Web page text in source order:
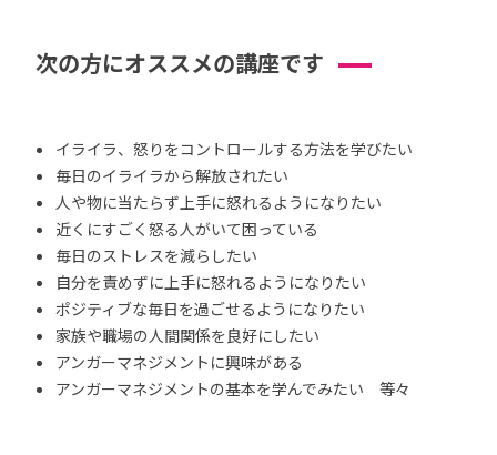
次の方にオススメの講座です
イライラ、怒りをコントロールする方法を学びたい
毎日のイライラから解放されたい
人や物に当たらず上手に怒れるようになりたい
近くにすごく怒る人がいて困っている
毎日のストレスを減らしたい
自分を責めずに上手に怒れるようになりたい
ポジティブな毎日を過ごせるようになりたい
家族や職場の人間関係を良好にしたい
アンガーマネジメントに興味がある
アンガーマネジメントの基本を学んでみたい 等々